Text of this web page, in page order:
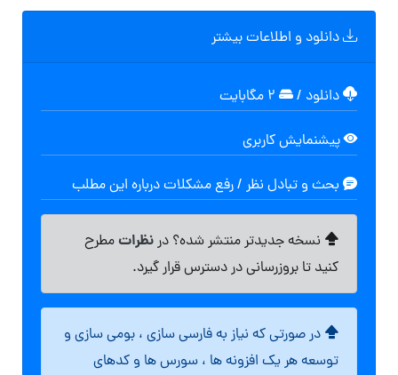
دانلود و اطلاعات بیشتر
دانلود /
پیشنمایش کاربری
بحث و تبادل نظر / رفع مشکلات درباره این مطلب
نسخه جدیدتر منتشر شده؟ درنظراتمطرح
کنید تا بروزرسانی در دسترس قرار گیرد.
در صورتی که نیاز به فارسی سازی ، بومی سازی و
توسعه هر یک افزونه ها ، سورس ها و کدهای